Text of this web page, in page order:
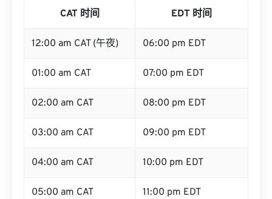
CAT 时间 EDT 时间
12:00 am CAT (午夜) 06:00 pm EDT
01:00 am CAT 07:00 pm EDT
02:00 am CAT 08:00 pm EDT
03:00 am CAT 09:00 pm EDT
04:00 am CAT 10:00 pm EDT
05:00 am CAT 11:00 pm EDT